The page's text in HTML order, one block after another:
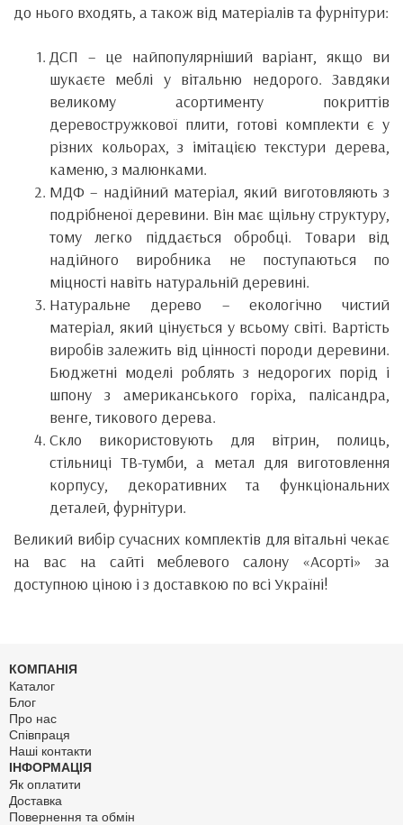
до нього входять, а також від матеріалів та фурнітури:
ДСП – це найпопулярніший варіант, якщо ви
шукаєте меблі у вітальню недорого. Завдяки
великому асортименту покриттів
деревостружкової плити, готові комплекти є у
різних кольорах, з імітацією текстури дерева,
каменю, з малюнками.
МДФ – надійний матеріал, який виготовляють з
подрібненої деревини. Він має щільну структуру,
тому легко піддається обробці. Товари від
надійного виробника не поступаються по
міцності навіть натуральній деревині.
Натуральне дерево – екологічно чистий
матеріал, який цінується у всьому світі. Вартість
виробів залежить від цінності породи деревини.
Бюджетні моделі роблять з недорогих порід і
шпону з американського горіха, палісандра,
венге, тикового дерева.
Скло використовують для вітрин, полиць,
стільниці ТВ-тумби, а метал для виготовлення
корпусу, декоративних та функціональних
деталей, фурнітури.
Великий вибір сучасних комплектів для вітальні чекає
на вас на сайті меблевого салону «Асорті» за
доступною ціною і з доставкою по всі Україні!
КОМПАНІЯ
Каталог
Блог
Про нас
Співпраця
Наші контакти
ІНФОРМАЦІЯ
Як оплатити
Доставка
Повернення та обмін